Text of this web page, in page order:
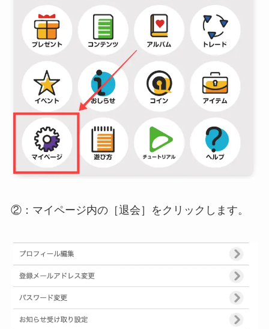
②：マイページ内の［退会］ をクリックします。